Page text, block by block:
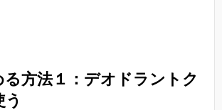
る方法１：デオドラントク